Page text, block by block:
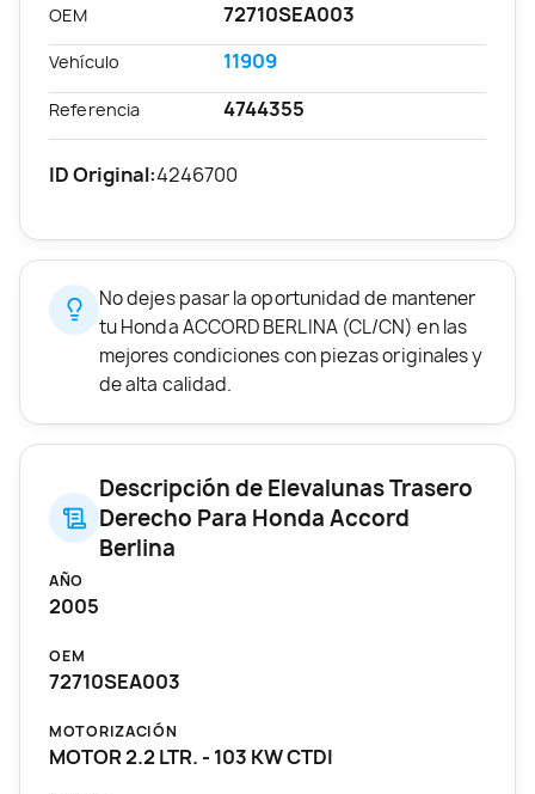
OEM 72710SEA003
Vehículo 11909
Referencia 4744355
ID Original:4246700
No dejes pasar la oportunidad de mantener
tu Honda ACCORD BERLINA (CL/CN) en las
mejores condiciones con piezas originales y
de alta calidad.
Descripción de Elevalunas Trasero
Derecho Para Honda Accord
Berlina
AÑO
2005
OEM
72710SEA003
MOTORIZACIÓN
MOTOR 2.2 LTR. - 103 KW CTDI